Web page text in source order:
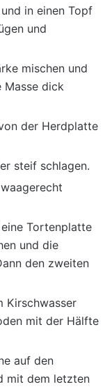
in einen Topf
und
mischen und
Masse dick
der Herdplatte
steif schlagen.
Tortenplatte
und die
den zweiten
Kirschwasser
mit der Hälfte
auf den
mit dem letzten